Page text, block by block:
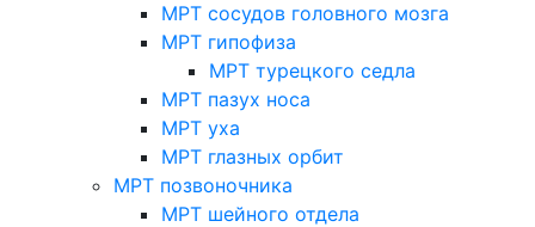
МРТ сосудов головного мозга
МРТ гипофиза
МРТ турецкого седла
МРТ пазух носа
МРТ уха
МРТ глазных орбит
МРТ позвоночника
МРТ шейного отдела